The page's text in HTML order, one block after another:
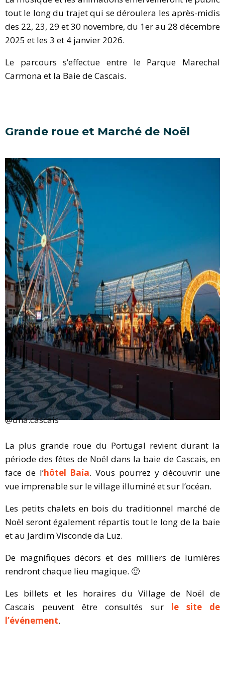
tout le long du trajet qui se déroulera les après-midis
des 22, 23, 29 et 30 novembre, du 1er au 28 décembre
2025 et les 3 et 4 janvier 2026.
Le parcours s’effectue entre le Parque Marechal
Carmona et la Baie de Cascais.
Grande roue et Marché de Noël
@dna.cascais
La plus grande roue du Portugal revient durant la
période des fêtes de Noël dans la baie de Cascais, en
face de l’hôtel Baía. Vous pourrez y découvrir une
vue imprenable sur le village illuminé et sur l’océan.
Les petits chalets en bois du traditionnel marché de
Noël seront également répartis tout le long de la baie
et au Jardim Visconde da Luz.
De magnifiques décors et des milliers de lumières
rendront chaque lieu magique. 🙂
Les billets et les horaires du Village de Noël de
Cascais peuvent être consultés sur le site de
l’événement.